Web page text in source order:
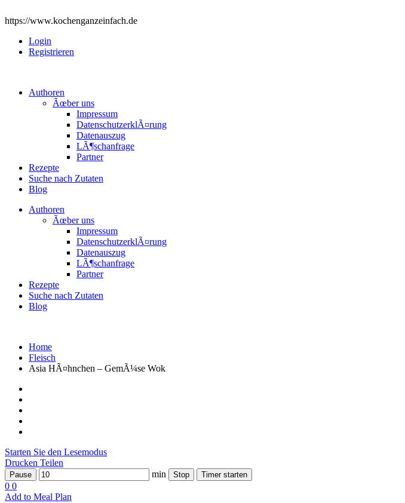
https://www.kochenganzeinfach.de
Login
Registrieren
Authoren
Ãœber uns
Impressum
DatenschutzerklÃ¤rung
Datenauszug
LÃ¶schanfrage
Partner
Rezepte
Suche nach Zutaten
Blog
Authoren
Ãœber uns
Impressum
DatenschutzerklÃ¤rung
Datenauszug
LÃ¶schanfrage
Partner
Rezepte
Suche nach Zutaten
Blog
Home
Fleisch
Asia HÃ¤hnchen – GemÃ¼se Wok
Starten Sie den Lesemodus
Drucken Teilen
Pause min Stop Timer starten
0 0
Add to Meal Plan